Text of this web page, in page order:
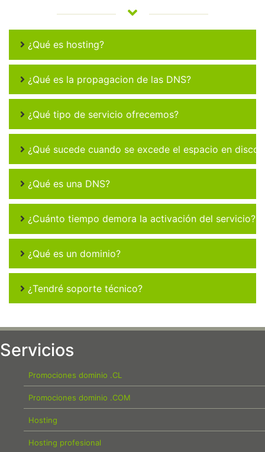
¿Qué es hosting?
¿Qué es la propagacion de las DNS?
¿Qué tipo de servicio ofrecemos?
¿Qué sucede cuando se excede el espacio en disco
¿Qué es una DNS?
¿Cuánto tiempo demora la activación del servicio?
¿Qué es un dominio?
¿Tendré soporte técnico?
Servicios
Promociones dominio .CL
Promociones dominio .COM
Hosting
Hosting profesional